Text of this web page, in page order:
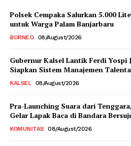
Polsek Cempaka Salurkan 5.000
untuk Warga Palam Banjarbaru
BORNEO 08/August/2026
Gubernur Kalsel Lantik Ferdi Yospi
Siapkan Sistem Manajemen
KALSEL 08/August/2026
Pra-Launching Suara dari
Gelar Lapak Baca di Bandara
KOMUNITAS 08/August/2026